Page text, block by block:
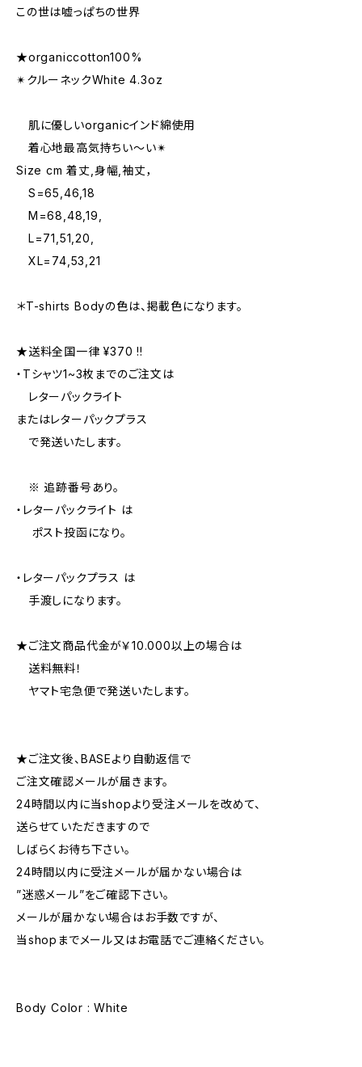
この世は嘘っぱちの世界
★organiccotton100%
✴︎クルーネックWhite 4.3oz
肌に優しいorganicインド綿使用
着心地最高気持ちい〜い✴︎
Size cm 着丈,身幅,袖丈，
S=65,46,18
M=68,48,19,
L=71,51,20,
XL=74,53,21
＊T-shirts Bodyの色は、掲載色になります。
★送料全国一律 ¥370 !!
・Tシャツ1~3枚までのご注文は
レターパックライト
またはレターパックプラス
で発送いたします。
※ 追跡番号あり。
・レターパックライト は
ポスト投函になり。
・レターパックプラス は
手渡しになります。
★ご注文商品代金が￥10.000以上の場合は
送料無料！
ヤマト宅急便で発送いたします。
★ご注文後、BASEより自動返信で
ご注文確認メールが届きます。
24時間以内に当shopより受注メールを改めて、
送らせていただきますので
しばらくお待ち下さい。
24時間以内に受注メールが届かない場合は
”迷惑メール”をご確認下さい。
メールが届かない場合はお手数ですが、
当shopまでメール又はお電話でご連絡ください。
Body Color : White